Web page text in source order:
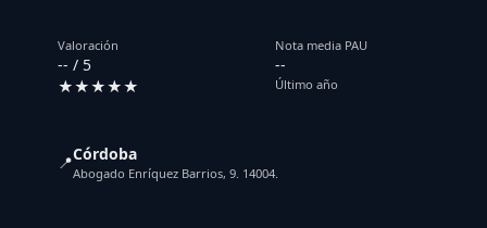
Valoración
-- / 5
★★★★★
Nota media PAU
--
Último año
📍Córdoba
Abogado Enríquez Barrios, 9. 14004.